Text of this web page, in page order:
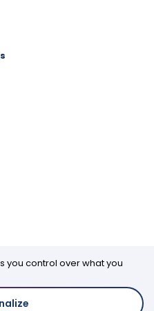
you control over what you